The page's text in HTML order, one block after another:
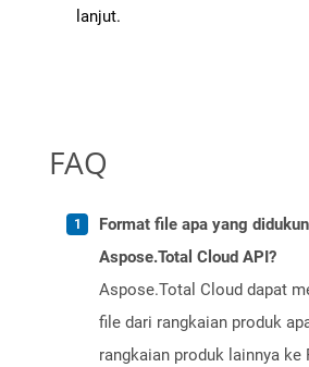
lanjut.
FAQ
Format file apa yang
Aspose.Total Cloud API?
Aspose.Total Cloud dapat
file dari rangkaian produk
rangkaian produk lainnya ke